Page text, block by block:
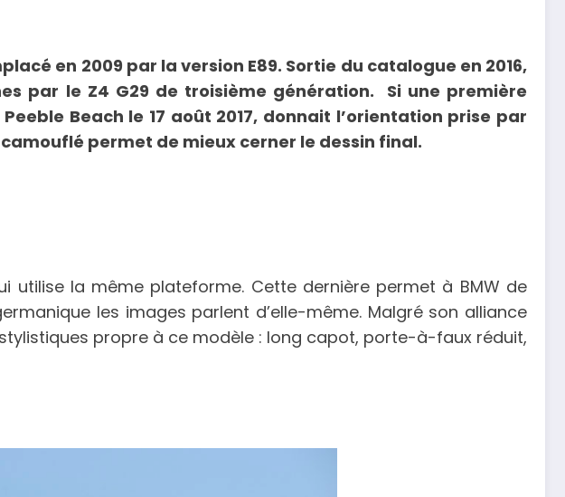
en 2009 par la version E89. Sortie du catalogue en 2016,
par le Z4 G29 de troisième génération. Si une première
Beach le 17 août 2017, donnait l’orientation prise par
permet de mieux cerner le dessin final.
utilise la même plateforme. Cette dernière permet à BMW de
les images parlent d’elle-même. Malgré son alliance
propre à ce modèle : long capot, porte-à-faux réduit,